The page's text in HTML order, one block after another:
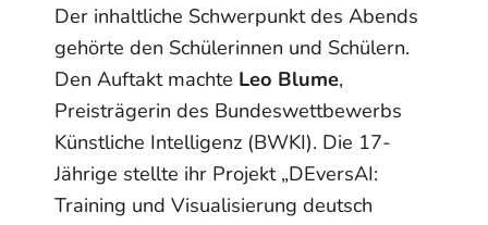
Der inhaltliche Schwerpunkt des Abends
gehörte den Schülerinnen und Schülern.
Den Auftakt machte Leo Blume,
Preisträgerin des Bundeswettbewerbs
Künstliche Intelligenz (BWKI). Die 17-
Jährige stellte ihr Projekt „DEversAI:
Training und Visualisierung deutsch